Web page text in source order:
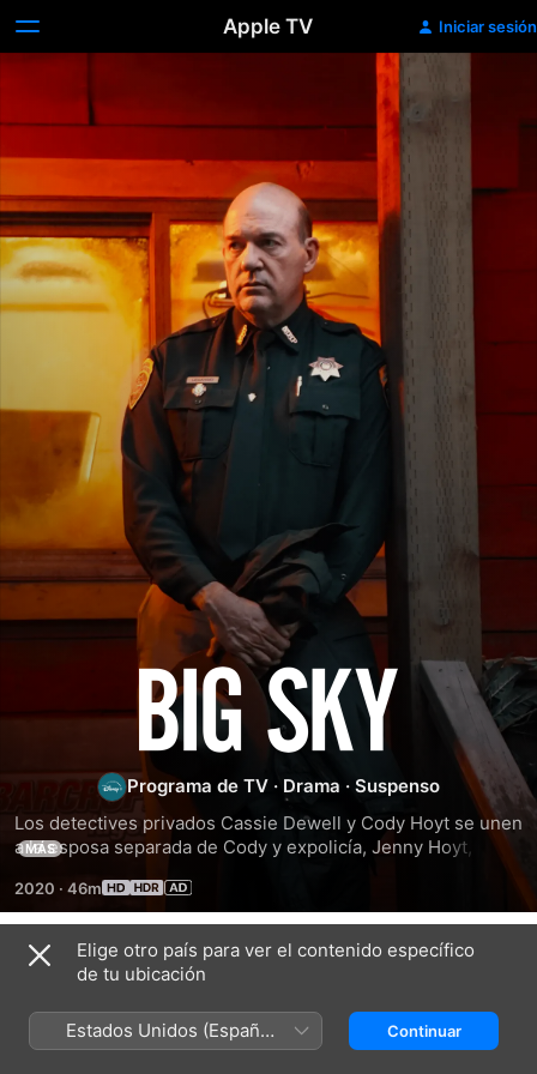
Apple TV Iniciar sesión
Big
Sky
Programa de TV · Drama · Suspenso
Los detectives privados Cassie Dewell y Cody Hoyt se unen
a la esposa separada de Cody y expolicía, Jenny Hoyt, para
camionero en una remota carretera de Montana. Pero
cuando descubren que no son las únicas jóvenes
desaparecidas en la zona, deben correr contra el reloj para
detener al asesino antes de que se lleve a otra mujer.
MÁS
2020 · 46m
Temporada 1
Elige otro país para ver el contenido específico
de tu ubicación
Estados Unidos (Español
México)
Continuar